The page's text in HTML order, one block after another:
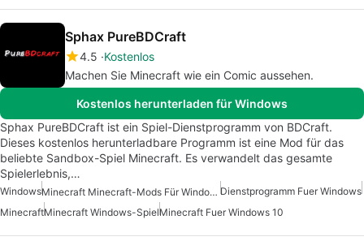
Sphax PureBDCraft
4.5 Kostenlos
Machen Sie Minecraft wie ein Comic aussehen.
Kostenlos herunterladen für Windows
Sphax PureBDCraft ist ein Spiel-Dienstprogramm von BDCraft.
Dieses kostenlos herunterladbare Programm ist eine Mod für das
beliebte Sandbox-Spiel Minecraft. Es verwandelt das gesamte
Spielerlebnis,…
Windows Minecraft Minecraft-Mods Für Windows Dienstprogramm Fuer Windows
MinecraftMinecraft Windows-SpielMinecraft Fuer Windows 10